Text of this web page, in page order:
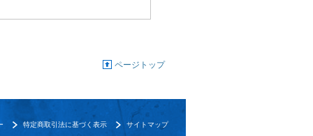
ページトップ
サイトマップ
特定商取引法に基づく表示